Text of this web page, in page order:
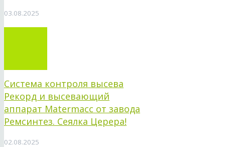
03.08.2025
Система контроля высева
Рекорд и высевающий
аппарат Matermacc от завода
Ремсинтез. Сеялка Церера!
02.08.2025